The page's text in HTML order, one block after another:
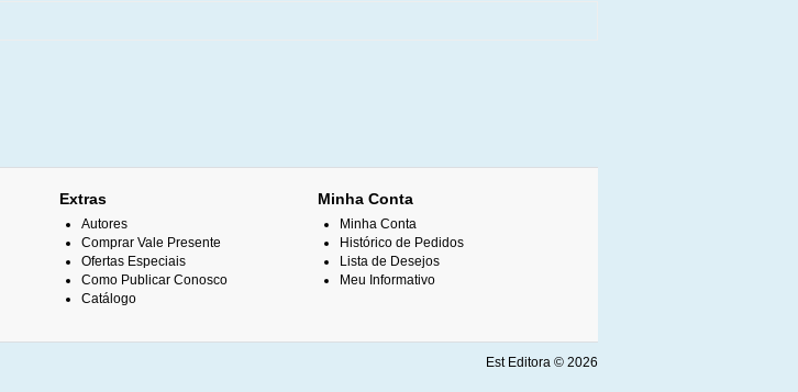
Extras
Autores
Comprar Vale Presente
Ofertas Especiais
Como Publicar Conosco
Catálogo
Minha Conta
Minha Conta
Histórico de Pedidos
Lista de Desejos
Meu Informativo
Est Editora © 2026